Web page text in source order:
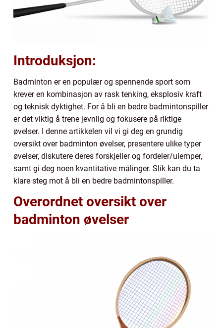
Introduksjon:
Badminton er en populær og spennende sport som
krever en kombinasjon av rask tenking, eksplosiv kraft
og teknisk dyktighet. For å bli en bedre badmintonspiller
er det viktig å trene jevnlig og fokusere på riktige
øvelser. I denne artikkelen vil vi gi deg en grundig
oversikt over badminton øvelser, presentere ulike typer
øvelser, diskutere deres forskjeller og fordeler/ulemper,
samt gi deg noen kvantitative målinger. Slik kan du ta
klare steg mot å bli en bedre badmintonspiller.
Overordnet oversikt over
badminton øvelser